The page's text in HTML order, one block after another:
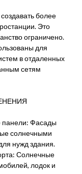
более
Это
ограничено.
для
в отдаленных
сетям
панели: Фасады
солнечными
нужд здания.
Солнечные
лодок и